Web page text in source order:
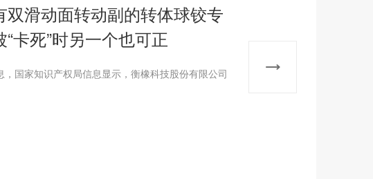
滑动面转动副的转体球铰专
卡死”时另一个也可正
国家知识产权局信息显示，衡橡科技股份有限公司